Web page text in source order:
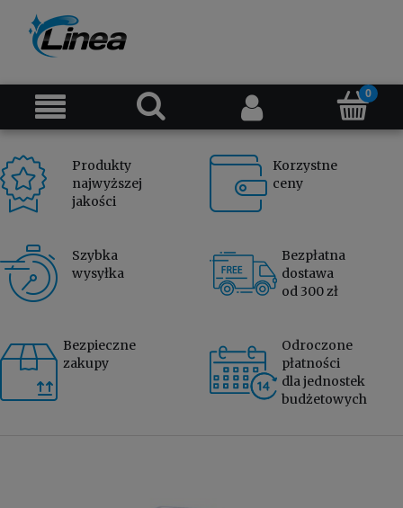
Produkty
najwyższej
jakości
Korzystne
ceny
Szybka
wysyłka
Bezpłatna
dostawa
od 300 zł
Bezpieczne
zakupy
Odroczone
płatności
dla jednostek
budżetowych